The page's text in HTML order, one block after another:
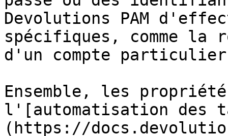
Devolutions PAM
spécifiques, comme la
d'un compte
Ensemble, les
l'[automatisation des
(https://